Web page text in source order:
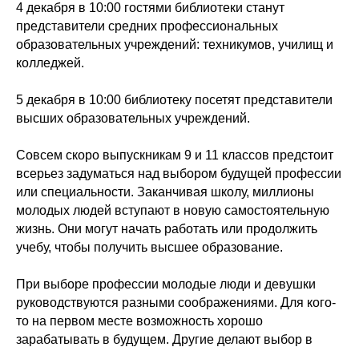
4 декабря в 10:00 гостями библиотеки станут
представители средних профессиональных
образовательных учреждений: техникумов, училищ и
колледжей.
5 декабря в 10:00 библиотеку посетят представители
высших образовательных учреждений.
Совсем скоро выпускникам 9 и 11 классов предстоит
всерьез задуматься над выбором будущей профессии
или специальности. Заканчивая школу, миллионы
молодых людей вступают в новую самостоятельную
жизнь. Они могут начать работать или продолжить
учебу, чтобы получить высшее образование.
При выборе профессии молодые люди и девушки
руководствуются разными соображениями. Для кого-
то на первом месте возможность хорошо
зарабатывать в будущем. Другие делают выбор в